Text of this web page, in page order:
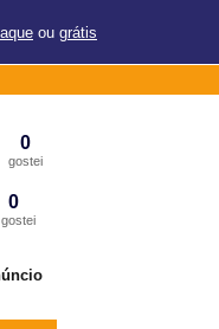
ou grátis
0
gostei
0